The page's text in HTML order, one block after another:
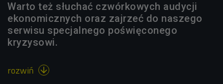
Warto też słuchać czwórkowych audycji
ekonomicznych oraz zajrzeć do naszego
serwisu specjalnego poświęconego
kryzysowi.
rozwiń 